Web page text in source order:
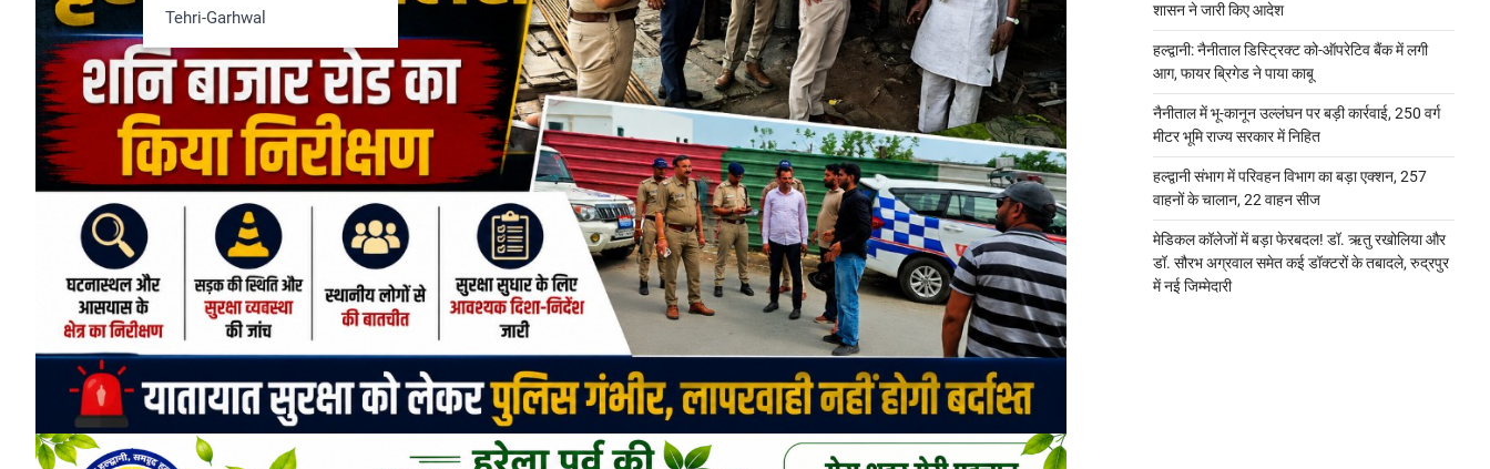
Tehri-Garhwal
शासन ने जारी किए आदेश
हल्द्वानी: नैनीताल डिस्ट्रिक्ट को-ऑपरेटिव बैंक में लगी
आग, फायर ब्रिगेड ने पाया काबू
नैनीताल में भू-कानून उल्लंघन पर बड़ी कार्रवाई, 250 वर्ग
मीटर भूमि राज्य सरकार में निहित
हल्द्वानी संभाग में परिवहन विभाग का बड़ा एक्शन, 257
वाहनों के चालान, 22 वाहन सीज
मेडिकल कॉलेजों में बड़ा फेरबदल! डॉ. ऋतु रखोलिया और
डॉ. सौरभ अग्रवाल समेत कई डॉक्टरों के तबादले, रुद्रपुर
में नई जिम्मेदारी